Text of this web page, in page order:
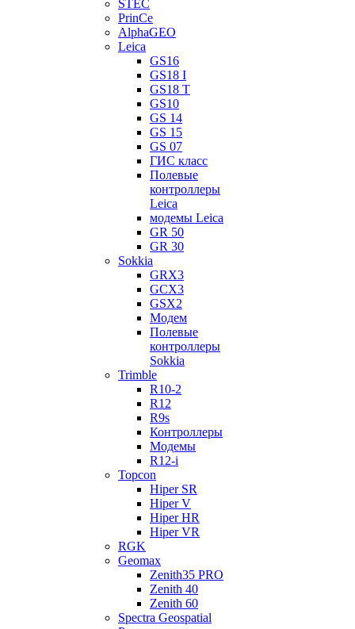
STEC
PrinCe
AlphaGEO
Leica
GS16
GS18 I
GS18 T
GS10
GS 14
GS 15
GS 07
ГИС класс
Полевые
контроллеры
Leica
модемы Leica
GR 50
GR 30
Sokkia
GRX3
GCX3
GSX2
Модем
Полевые
контроллеры
Sokkia
Trimble
R10-2
R12
R9s
Контроллеры
Модемы
R12-i
Topcon
Hiper SR
Hiper V
Hiper HR
Hiper VR
RGK
Geomax
Zenith35 PRO
Zenith 40
Zenith 60
Spectra Geospatial